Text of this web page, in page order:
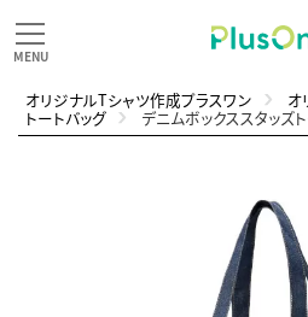
オリジナルTシャツ作成プラスワン オ
トートバッグ デニムボックススタッズ